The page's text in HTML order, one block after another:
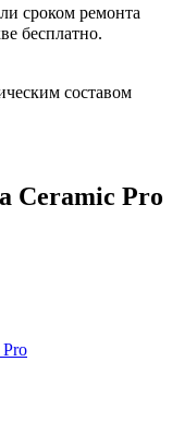
сроком ремонта
бесплатно.
составом
Ceramic Pro